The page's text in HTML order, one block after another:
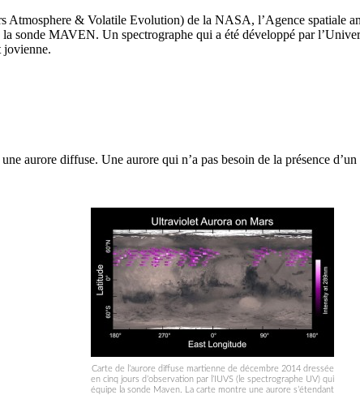
& Volatile Evolution) de la NASA, l’Agence spatiale
sonde MAVEN. Un spectrographe qui a été développé par
jovienne.
aurore diffuse. Une aurore qui n’a pas besoin de la présence
Carte de l’aurore diffuse martienne de décembre 2014 dressée
en cinq jours d’observation par l’IUVS (le spectrographe UV) qui
équipe la sonde Maven. La carte montre une aurore s’étendant